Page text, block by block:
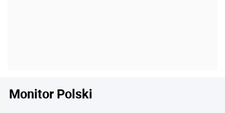
Monitor Polski